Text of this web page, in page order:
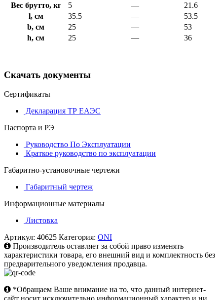
Вес брутто, кг
5 —
21.6
l, см
35.5 —
53.5
b, см
25 —
53
h, см
25 — 36
Скачать документы
Сертификаты
Декларация ТР ЕАЭС
Паспорта и РЭ
Руководство По Эксплуатации
Краткое руководство по эксплуатации
Габаритно-установочные чертежи
Габаритный чертеж
Информационные материалы
Листовка
Артикул: 40625 Категория: ONI
Производитель оставляет за собой право изменять
характеристики товара, его внешний вид и комплектность без
предварительного уведомления продавца.
*Обращаем Ваше внимание на то, что данный интернет-
сайт носит исключительно информационный характер и ни